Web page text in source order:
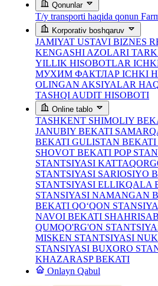
Qonunlar
T/y transporti haqida qonun
Korporativ boshqaruv
JAMIYAT USTAVI BIZNES
KENGASHI AZOLARI
YILLIK HISOBOTLAR
МУХИМ ФАКТЛАР ICHKI
OLINGAN AKSIYALAR
TASHQI AUDIT HISOBOTI
Online tablo
TASHKENT SHIMOLIY
JANUBIY BEKATI
BEKATI GULISTAN BEKATI
SHOVOT BEKATI POP
STANTSIYASI
STANTSIYASI SARIOSIYO
STANTSIYASI ELLIKQALA
STANSIYASI NAMANGAN
BEKATI QO‘QON
NAVOI BEKATI
QUMQO'RG'ON
MISKEN STANTSIYASI
STANSIYASI BUXORO
KHAZARASP BEKATI
Onlayn Qabul